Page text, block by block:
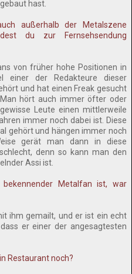
hast.
außerhalb der Metalszene
du zur Fernsehsendung
von früher hohe Positionen in
einer der Redakteure dieser
und hat einen Freak gesucht
hört auch immer öfter oder
Leute einen mittlerweile
immer noch dabei ist. Diese
gehört und hängen immer noch
gerät man dann in diese
denn so kann man den
Assi ist.
Metalfan ist, war
ihm gemailt, und er ist ein echt
er einer der angesagtesten
Restaurant noch?